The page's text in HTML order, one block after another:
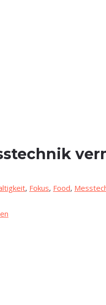
, Fokus, Food,